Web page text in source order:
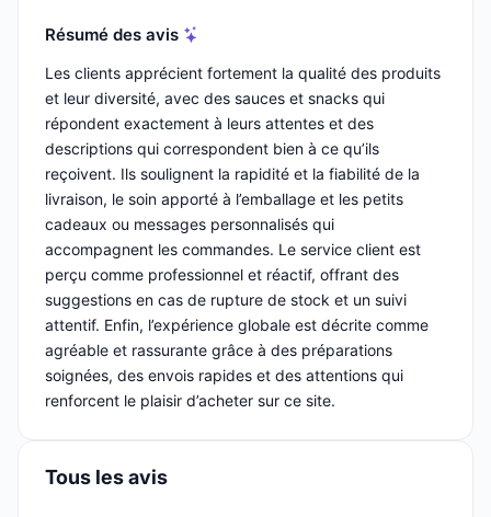
Résumé des avis
Les clients apprécient fortement la qualité des produits
et leur diversité, avec des sauces et snacks qui
répondent exactement à leurs attentes et des
descriptions qui correspondent bien à ce qu’ils
reçoivent. Ils soulignent la rapidité et la fiabilité de la
livraison, le soin apporté à l’emballage et les petits
cadeaux ou messages personnalisés qui
accompagnent les commandes. Le service client est
perçu comme professionnel et réactif, offrant des
suggestions en cas de rupture de stock et un suivi
attentif. Enfin, l’expérience globale est décrite comme
agréable et rassurante grâce à des préparations
soignées, des envois rapides et des attentions qui
renforcent le plaisir d’acheter sur ce site.
Tous les avis